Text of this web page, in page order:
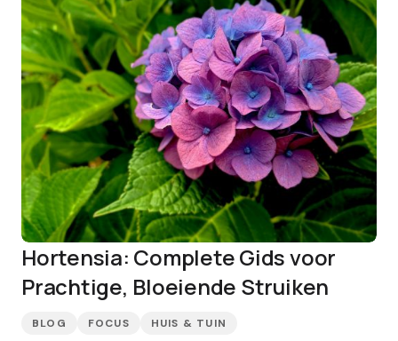
Hortensia: Complete Gids voor
Prachtige, Bloeiende Struiken
BLOG FOCUS HUIS & TUIN